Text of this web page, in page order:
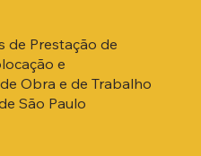
de Prestação de
e
Obra e de Trabalho
São Paulo